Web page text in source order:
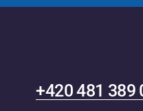
+420 481 389